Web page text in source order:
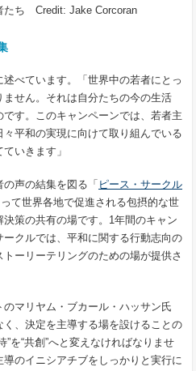
たち Credit: Jake Corcoran
べています。「世界中の若者にとっ
せん。それは自分たちの今の生活
す。このキャンペーンでは、若者主
平和の実現に向けて取り組んでいる
いきます」
声の結集を図る「 ピース・サークル
て世界各地で促進される包摂的な世
策の共有の場です。1年間のキャン
クルでは、平和に関する行動志向の
ーリーテリングのための場が提供さ
マリヤム・ブカール・ハッサン氏
、決定を主導する場を設けることの
を“共創”へと変えなければなりませ
のイニシアチブをしっかりと実行に